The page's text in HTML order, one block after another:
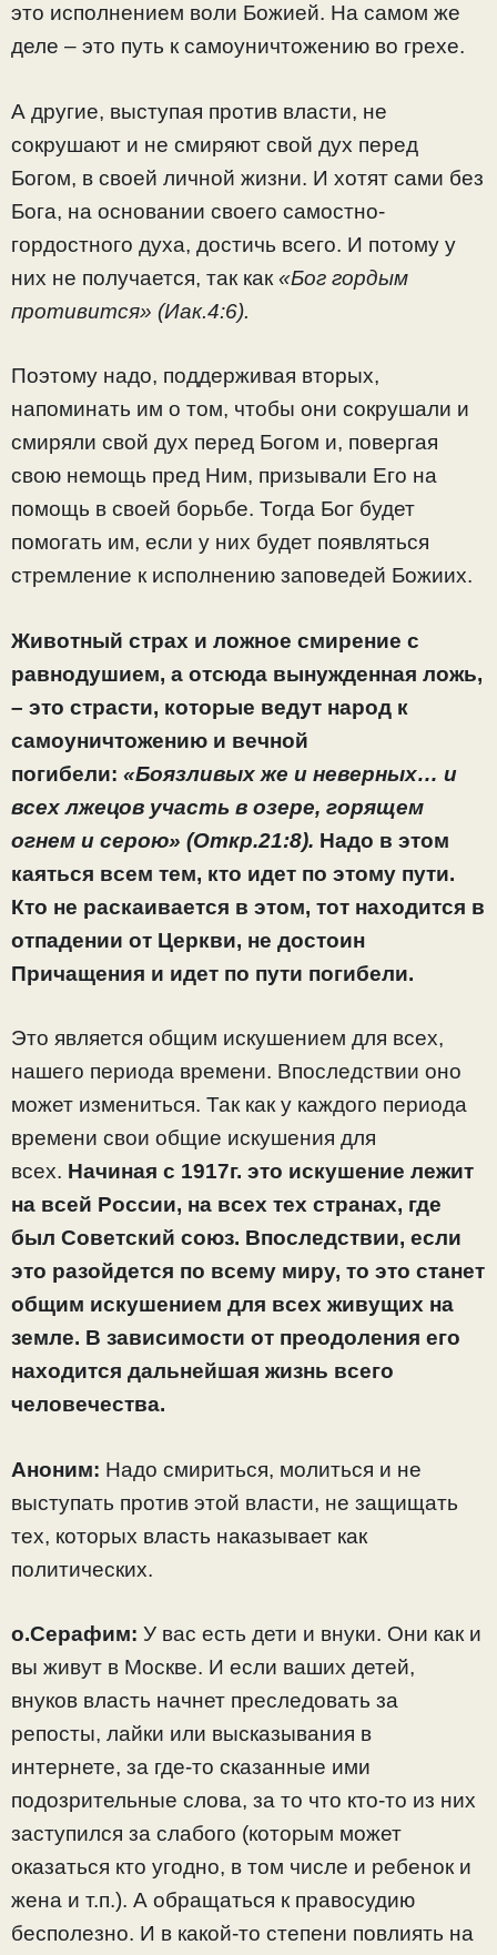
это исполнением воли Божией. На самом же
деле – это путь к самоуничтожению во грехе.
А другие, выступая против власти, не
сокрушают и не смиряют свой дух перед
Богом, в своей личной жизни. И хотят сами без
Бога, на основании своего самостно-
гордостного духа, достичь всего. И потому у
них не получается, так как «Бог гордым
противится» (Иак.4:6).
Поэтому надо, поддерживая вторых,
напоминать им о том, чтобы они сокрушали и
смиряли свой дух перед Богом и, повергая
свою немощь пред Ним, призывали Его на
помощь в своей борьбе. Тогда Бог будет
помогать им, если у них будет появляться
стремление к исполнению заповедей Божиих.
Животный страх и ложное смирение с
равнодушием, а отсюда вынужденная ложь,
– это страсти, которые ведут народ к
самоуничтожению и вечной
погибели: «Боязливых же и неверных… и
всех лжецов участь в озере, горящем
огнем и серою» (Откр.21:8). Надо в этом
каяться всем тем, кто идет по этому пути.
Кто не раскаивается в этом, тот находится в
отпадении от Церкви, не достоин
Причащения и идет по пути погибели.
Это является общим искушением для всех,
нашего периода времени. Впоследствии оно
может измениться. Так как у каждого периода
времени свои общие искушения для
всех. Начиная с 1917г. это искушение лежит
на всей России, на всех тех странах, где
был Советский союз. Впоследствии, если
это разойдется по всему миру, то это станет
общим искушением для всех живущих на
земле. В зависимости от преодоления его
находится дальнейшая жизнь всего
человечества.
Аноним: Надо смириться, молиться и не
выступать против этой власти, не защищать
тех, которых власть наказывает как
политических.
о.Серафим: У вас есть дети и внуки. Они как и
вы живут в Москве. И если ваших детей,
внуков власть начнет преследовать за
репосты, лайки или высказывания в
интернете, за где-то сказанные ими
подозрительные слова, за то что кто-то из них
заступился за слабого (которым может
оказаться кто угодно, в том числе и ребенок и
жена и т.п.). А обращаться к правосудию
бесполезно. И в какой-то степени повлиять на